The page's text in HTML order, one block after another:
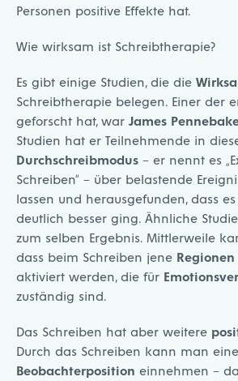
Personen positive Effekte hat.
Wie wirksam ist Schreibtherapie?
Es gibt einige Studien, die die
Schreibtherapie belegen. Einer der
geforscht hat, war James
Studien hat er Teilnehmende in
Durchschreibmodus – er nennt es
Schreiben“ – über belastende
lassen und herausgefunden, dass
deutlich besser ging. Ähnliche
zum selben Ergebnis. Mittlerweile
dass beim Schreiben jene
aktiviert werden, die für
zuständig sind.
Das Schreiben hat aber weitere
Durch das Schreiben kann man
Beobachterposition einnehmen –